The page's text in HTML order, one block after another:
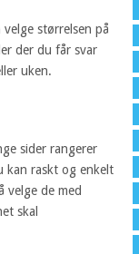
størrelsen på
der du får svar
uken.
sider rangerer
kan raskt og enkelt
velge de med
skal